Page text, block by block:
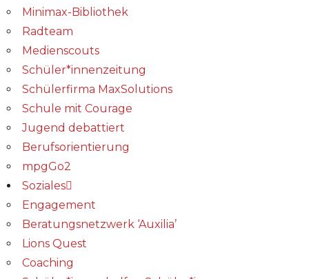
Minimax-Bibliothek​
Radteam
Medienscouts
Schüler*innenzeitung
Schülerfirma MaxSolutions
Schule mit Courage
Jugend debattiert
Berufsorientierung
mpgGo2
Soziales
Engagement
Beratungsnetzwerk ‘Auxilia’
Lions Quest
Coaching